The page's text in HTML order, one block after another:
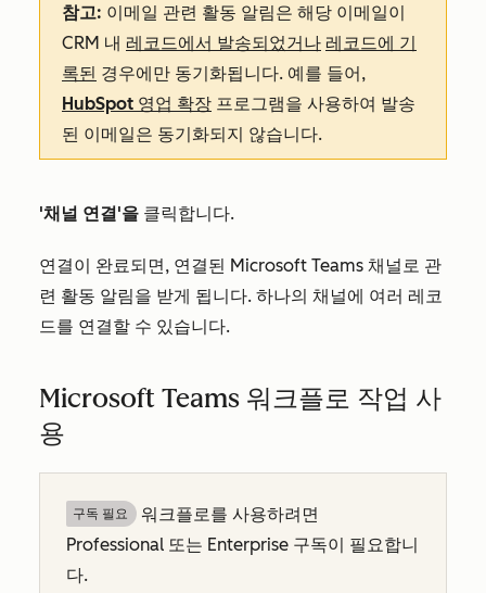
참고: 이메일 관련 활동 알림은 해당 이메일이
CRM 내 레코드에서 발송되었거나 레코드에 기
록된 경우에만 동기화됩니다. 예를 들어,
HubSpot 영업 확장 프로그램을 사용하여 발송
된 이메일은 동기화되지 않습니다.
'채널 연결'을 클릭합니다.
연결이 완료되면, 연결된 Microsoft Teams 채널로 관
련 활동 알림을 받게 됩니다. 하나의 채널에 여러 레코
드를 연결할 수 있습니다.
Microsoft Teams 워크플로 작업 사
용
구독 필요
워크플로를 사용하려면
Professional 또는 Enterprise 구독이 필요합니
다.